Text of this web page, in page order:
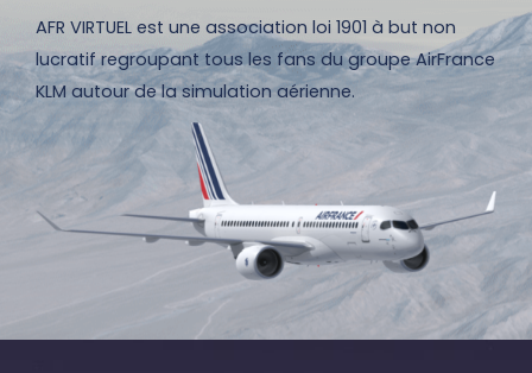
AFR VIRTUEL est une association loi 1901 à but non
lucratif regroupant tous les fans du groupe AirFrance
KLM autour de la simulation aérienne.